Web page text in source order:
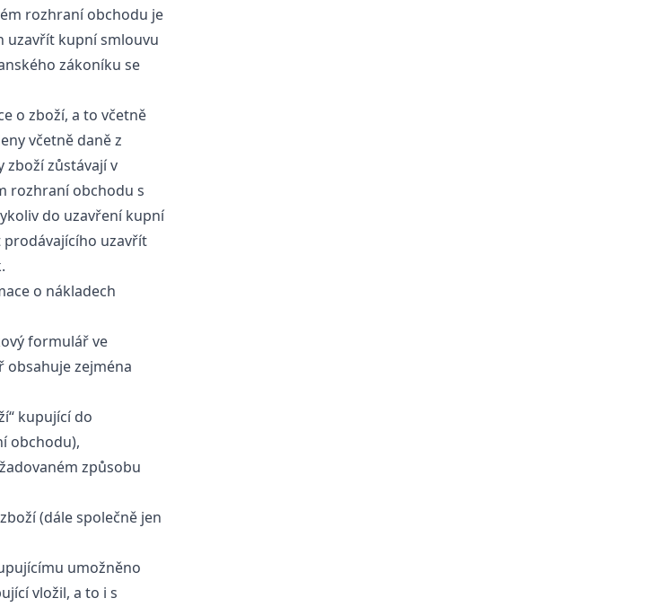
rozhraní obchodu je
uzavřít kupní smlouvu
zákoníku se
o zboží, a to včetně
včetně daně z
zboží zůstávají v
rozhraní obchodu s
do uzavření kupní
uzavřít
o nákladech
formulář ve
zejména
kupující do
obchodu),
způsobu
(dále společně jen
umožněno
vložil, a to i s